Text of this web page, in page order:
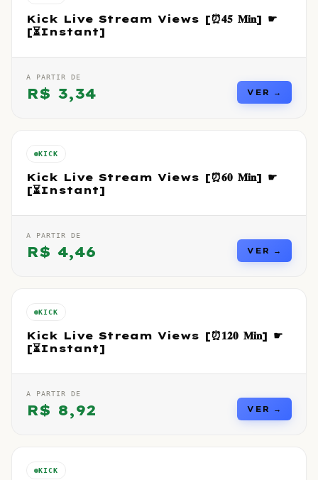
Kick Live Stream Views [⏰𝟒𝟓 𝐌𝐢𝐧] ☛
[⏳Instant]
A PARTIR DE
R$ 3,34 VER →
KICK
Kick Live Stream Views [⏰𝟔𝟎 𝐌𝐢𝐧] ☛
[⏳Instant]
A PARTIR DE
R$ 4,46 VER →
KICK
Kick Live Stream Views [⏰𝟏𝟐𝟎 𝐌𝐢𝐧] ☛
[⏳Instant]
A PARTIR DE
R$ 8,92 VER →
KICK